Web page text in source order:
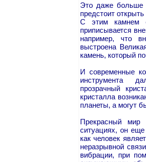
Это даже больше
предстоит
С этим камнем
приписывается
например, что
выстроена
камень, который
И современные
инструмента
прозрачный
кристалла
планеты, а могут
Прекрасный мир
ситуациях, он
как человек
неразрывной
вибрации, при